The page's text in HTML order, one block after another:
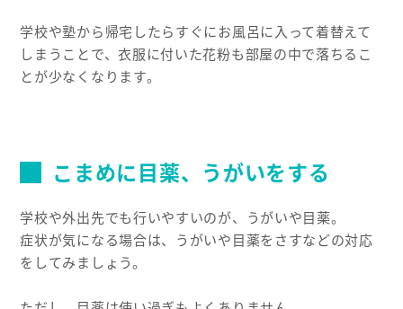
学校や塾から帰宅したらすぐにお風呂に入って着替えて
しまうことで、衣服に付いた花粉も部屋の中で落ちるこ
とが少なくなります。
こまめに目薬、うがいをする
学校や外出先でも行いやすいのが、うがいや目薬。
症状が気になる場合は、うがいや目薬をさすなどの対応
をしてみましょう。